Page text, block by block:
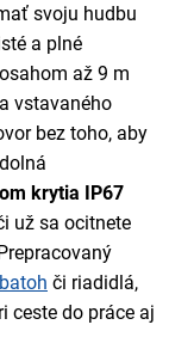
svoju hudbu
a plné
až 9 m
vstavaného
bez toho, aby
krytia IP67
už sa ocitnete
batoh či riadidlá,
ceste do práce aj